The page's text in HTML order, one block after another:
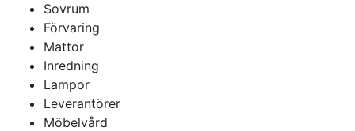
Sovrum
Förvaring
Mattor
Inredning
Lampor
Leverantörer
Möbelvård